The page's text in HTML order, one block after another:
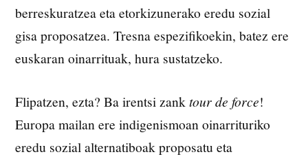
berreskuratzea eta etorkizunerako eredu sozial
gisa proposatzea. Tresna espezifikoekin, batez ere
euskaran oinarrituak, hura sustatzeko.
Flipatzen, ezta? Ba irentsi zanktour de force!
Europa mailan ere indigenismoan oinarrituriko
eredu sozial alternatiboak proposatu eta